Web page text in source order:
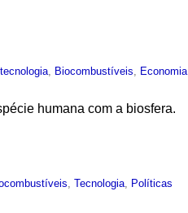
Biocombustíveis Economia
humana com a biosfera.
,Tecnologia, Políticas